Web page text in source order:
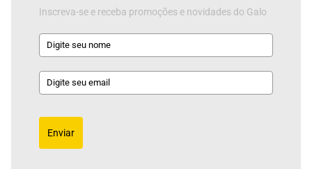
Inscreva-se e receba promoções e novidades do Galo
Enviar